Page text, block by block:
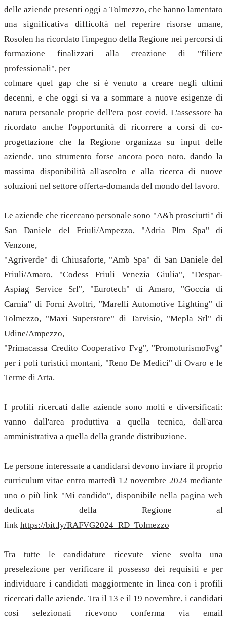
delle aziende presenti oggi a Tolmezzo, che hanno lamentato
una significativa difficoltà nel reperire risorse umane,
Rosolen ha ricordato l'impegno della Regione nei percorsi di
formazione finalizzati alla creazione di "filiere
professionali", per
colmare quel gap che si è venuto a creare negli ultimi
decenni, e che oggi si va a sommare a nuove esigenze di
natura personale proprie dell'era post covid. L'assessore ha
ricordato anche l'opportunità di ricorrere a corsi di co-
progettazione che la Regione organizza su input delle
aziende, uno strumento forse ancora poco noto, dando la
massima disponibilità all'ascolto e alla ricerca di nuove
soluzioni nel settore offerta-domanda del mondo del lavoro.
Le aziende che ricercano personale sono "A&b prosciutti" di
San Daniele del Friuli/Ampezzo, "Adria Plm Spa" di
Venzone,
"Agriverde" di Chiusaforte, "Amb Spa" di San Daniele del
Friuli/Amaro, "Codess Friuli Venezia Giulia", "Despar-
Aspiag Service Srl", "Eurotech" di Amaro, "Goccia di
Carnia" di Forni Avoltri, "Marelli Automotive Lighting" di
Tolmezzo, "Maxi Superstore" di Tarvisio, "Mepla Srl" di
Udine/Ampezzo,
"Primacassa Credito Cooperativo Fvg", "PromoturismoFvg"
per i poli turistici montani, "Reno De Medici" di Ovaro e le
Terme di Arta.
I profili ricercati dalle aziende sono molti e diversificati:
vanno dall'area produttiva a quella tecnica, dall'area
amministrativa a quella della grande distribuzione.
Le persone interessate a candidarsi devono inviare il proprio
curriculum vitae entro martedì 12 novembre 2024 mediante
uno o più link "Mi candido", disponibile nella pagina web
dedicata della Regione al
link https://bit.ly/RAFVG2024_RD_Tolmezzo
Tra tutte le candidature ricevute viene svolta una
preselezione per verificare il possesso dei requisiti e per
individuare i candidati maggiormente in linea con i profili
ricercati dalle aziende. Tra il 13 e il 19 novembre, i candidati
così selezionati ricevono conferma via email